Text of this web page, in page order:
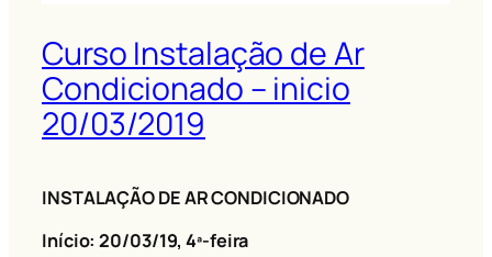
Curso Instalação de Ar
Condicionado – inicio
20/03/2019
INSTALAÇÃO DE AR CONDICIONADO
Início: 20/03/19, 4ª-feira